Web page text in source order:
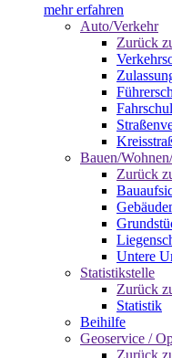
mehr erfahren
Auto/Verkehr
Zurück
Bauen/
Zurück
Untere
Statistikstelle
Zurück
Statistik
Beihilfe
Geoservice /
Zurück